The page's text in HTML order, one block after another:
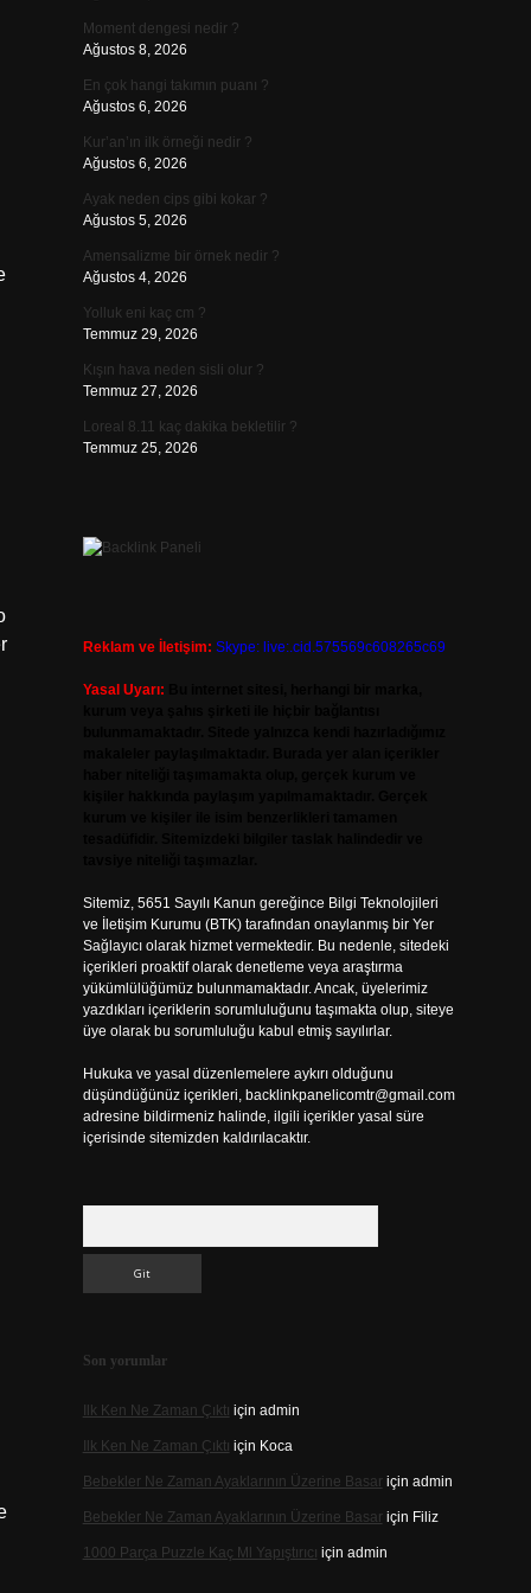
Moment dengesi nedir ?
Ağustos 8, 2026
En çok hangi takımın puanı ?
Ağustos 6, 2026
Kur’an’ın ilk örneği nedir ?
Ağustos 6, 2026
Ayak neden cips gibi kokar ?
Ağustos 5, 2026
Amensalizme bir örnek nedir ?
Ağustos 4, 2026
Yolluk eni kaç cm ?
Temmuz 29, 2026
Kışın hava neden sisli olur ?
Temmuz 27, 2026
Loreal 8.11 kaç dakika bekletilir ?
Temmuz 25, 2026
Reklam ve İletişim: Skype: live:.cid.575569c608265c69
Yasal Uyarı:
Sitemiz, 5651 Sayılı Kanun gereğince Bilgi Teknolojileri
ve İletişim Kurumu (BTK) tarafından onaylanmış bir Yer
Sağlayıcı olarak hizmet vermektedir. Bu nedenle, sitedeki
içerikleri proaktif olarak denetleme veya araştırma
yükümlülüğümüz bulunmamaktadır. Ancak, üyelerimiz
yazdıkları içeriklerin sorumluluğunu taşımakta olup, siteye
üye olarak bu sorumluluğu kabul etmiş sayılırlar.
Hukuka ve yasal düzenlemelere aykırı olduğunu
düşündüğünüz içerikleri, backlinkpanelicomtr@gmail.com
adresine bildirmeniz halinde, ilgili içerikler yasal süre
içerisinde sitemizden kaldırılacaktır.
Son yorumlar
Ilk Ken Ne Zaman Çıktı için admin
Ilk Ken Ne Zaman Çıktı için Koca
Bebekler Ne Zaman Ayaklarının Üzerine Basariçin admin
Bebekler Ne Zaman Ayaklarının Üzerine Basariçin Filiz
1000 Parça Puzzle Kaç Ml Yapıştırıcı için admin